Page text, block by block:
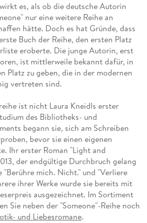
es, als ob die deutsche Autorin
nur eine weitere Reihe an
hätte. Doch es hat Gründe, dass
Buch der Reihe, den ersten Platz
eroberte. Die junge Autorin, erst
ist mittlerweile bekannt dafür, in
Platz zu geben, die in der modernen
vertreten sind.
ist nicht Laura Kneidls erster
des Bibliotheks- und
begann sie, sich am Schreiben
bevor sie einen eigenen
Ihr erster Roman "Light and
der endgültige Durchbruch gelang
mich. Nicht." und "Verliere
ihrer Werke wurde sie bereits mit
ausgezeichnet. Im Sortiment
Sie neben der "Someone"-Reihe noch
und Liebesromane.